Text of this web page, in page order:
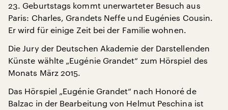
23. Geburtstags kommt unerwarteter Besuch aus
Paris: Charles, Grandets Neffe und Eugénies Cousin.
Er wird für einige Zeit bei der Familie wohnen.
Die Jury der Deutschen Akademie der Darstellenden
Künste wählte „Eugénie Grandet“ zum Hörspiel des
Monats März 2015.
Das Hörspiel „Eugénie Grandet“ nach Honoré de
Balzac in der Bearbeitung von Helmut Peschina ist